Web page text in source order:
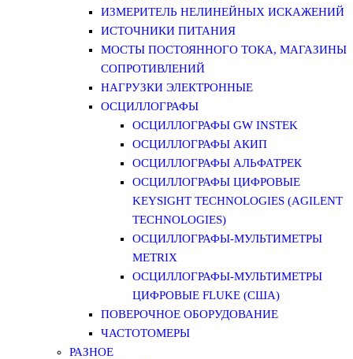
ИЗМЕРИТЕЛЬ НЕЛИНЕЙНЫХ ИСКАЖЕНИЙ
ИСТОЧНИКИ ПИТАНИЯ
МОСТЫ ПОСТОЯННОГО ТОКА, МАГАЗИНЫ
СОПРОТИВЛЕНИЙ
НАГРУЗКИ ЭЛЕКТРОННЫЕ
ОСЦИЛЛОГРАФЫ
ОСЦИЛЛОГРАФЫ GW INSTEK
ОСЦИЛЛОГРАФЫ АКИП
ОСЦИЛЛОГРАФЫ АЛЬФАТРЕК
ОСЦИЛЛОГРАФЫ ЦИФРОВЫЕ
KEYSIGHT TECHNOLOGIES (AGILENT
TECHNOLOGIES)
ОСЦИЛЛОГРАФЫ-МУЛЬТИМЕТРЫ
METRIX
ОСЦИЛЛОГРАФЫ-МУЛЬТИМЕТРЫ
ЦИФРОВЫЕ FLUKE (США)
ПОВЕРОЧНОЕ ОБОРУДОВАНИЕ
ЧАСТОТОМЕРЫ
РАЗНОЕ